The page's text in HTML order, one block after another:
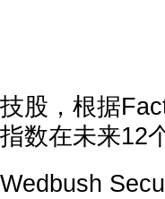
技股，根据
指数在未来12
Wedbush